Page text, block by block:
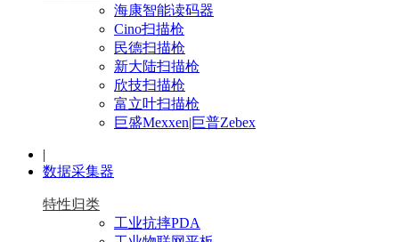
海康智能读码器
Cino扫描枪
民德扫描枪
新大陆扫描枪
欣技扫描枪
富立叶扫描枪
巨盛Mexxen|巨普Zebex
|
数据采集器
特性归类
工业抗摔PDA